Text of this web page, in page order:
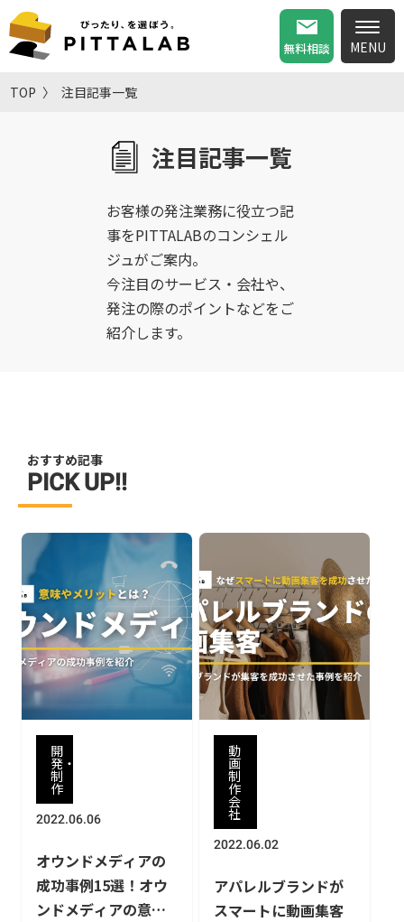
無料相談
TOP 注目記事一覧
注目記事一覧
お客様の発注業務に役立つ記
事をPITTALABのコンシェル
ジュがご案内。
今注目のサービス・会社や、
発注の際のポイントなどをご
紹介します。
おすすめ記事
PICK UP!!
開
発・
制
作
2022.06.06
オウンドメディアの
成功事例15選！オウ
ンドメディアの意味
動
画
制
作
会
社
2022.06.02
アパレルブランドが
スマートに動画集客